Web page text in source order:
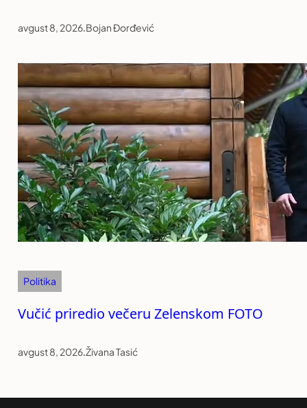
avgust 8, 2026.Bojan Đorđević
Politika
Vučić priredio večeru Zelenskom FOTO
avgust 8, 2026.Živana Tasić